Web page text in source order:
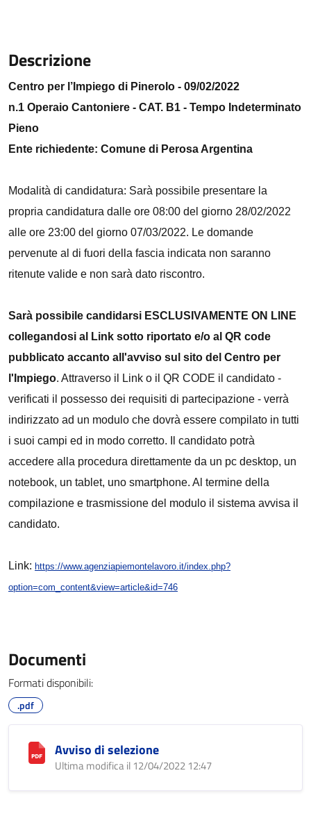
Descrizione
Centro per l’Impiego di Pinerolo - 09/02/2022
n.1 Operaio Cantoniere - CAT. B1 - Tempo Indeterminato
Pieno
Ente richiedente: Comune di Perosa Argentina
Modalità di candidatura: Sarà possibile presentare la
propria candidatura dalle ore 08:00 del giorno 28/02/2022
alle ore 23:00 del giorno 07/03/2022. Le domande
pervenute al di fuori della fascia indicata non saranno
ritenute valide e non sarà dato riscontro.
Sarà possibile candidarsi ESCLUSIVAMENTE ON LINE
collegandosi al Link sotto riportato e/o al QR code
pubblicato accanto all'avviso sul sito del Centro per
l'Impiego. Attraverso il Link o il QR CODE il candidato -
verificati il possesso dei requisiti di partecipazione - verrà
indirizzato ad un modulo che dovrà essere compilato in tutti
i suoi campi ed in modo corretto. Il candidato potrà
accedere alla procedura direttamente da un pc desktop, un
notebook, un tablet, uno smartphone. Al termine della
compilazione e trasmissione del modulo il sistema avvisa il
candidato.
Link: https://www.agenziapiemontelavoro.it/index.php?
option=com_content&view=article&id=746
Documenti
Formati disponibili:
.pdf
Avviso di selezione
Ultima modifica il 12/04/2022 12:47